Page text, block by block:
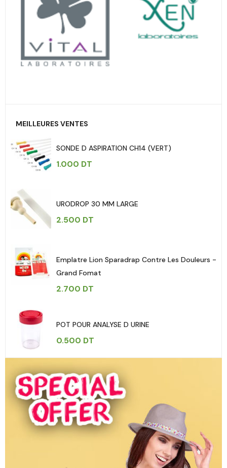
MEILLEURES VENTES
SONDE D ASPIRATION CH14 (VERT)
1.000 DT
URODROP 30 MM LARGE
2.500 DT
Emplatre Lion Sparadrap Contre Les Douleurs -
Grand Fomat
2.700 DT
POT POUR ANALYSE D URINE
0.500 DT